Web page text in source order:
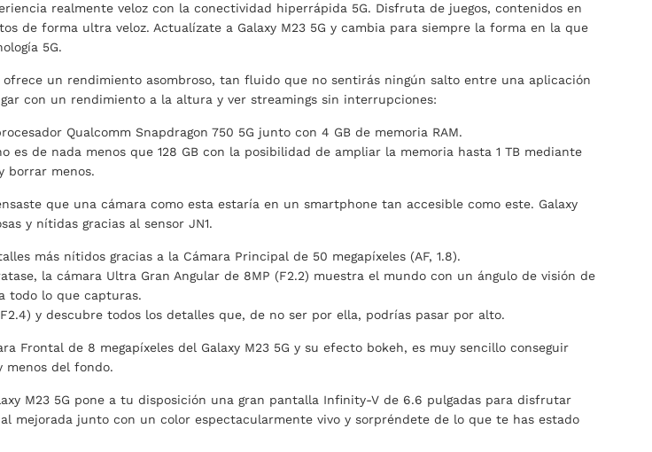
realmente veloz con la conectividad hiperrápida 5G. Disfruta de juegos, contenidos en
de forma ultra veloz. Actualízate a Galaxy M23 5G y cambia para siempre la forma en la que
5G.
ofrece un rendimiento asombroso, tan fluido que no sentirás ningún salto entre una aplicación
con un rendimiento a la altura y ver streamings sin interrupciones:
Qualcomm Snapdragon 750 5G junto con 4 GB de memoria RAM.
es de nada menos que 128 GB con la posibilidad de ampliar la memoria hasta 1 TB mediante
borrar menos.
que una cámara como esta estaría en un smartphone tan accesible como este. Galaxy
y nítidas gracias al sensor JN1.
más nítidos gracias a la Cámara Principal de 50 megapíxeles (AF, 1.8).
la cámara Ultra Gran Angular de 8MP (F2.2) muestra el mundo con un ángulo de visión de
todo lo que capturas.
y descubre todos los detalles que, de no ser por ella, podrías pasar por alto.
Frontal de 8 megapíxeles del Galaxy M23 5G y su efecto bokeh, es muy sencillo conseguir
menos del fondo.
M23 5G pone a tu disposición una gran pantalla Infinity-V de 6.6 pulgadas para disfrutar
mejorada junto con un color espectacularmente vivo y sorpréndete de lo que te has estado